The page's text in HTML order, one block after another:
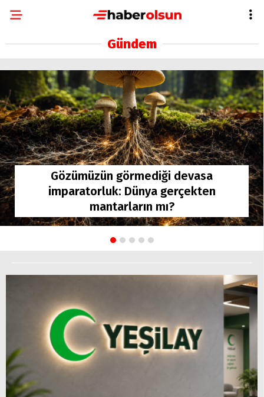
Gündem
Gözümüzün görmediği devasa
imparatorluk: Dünya gerçekten
mantarların mı?